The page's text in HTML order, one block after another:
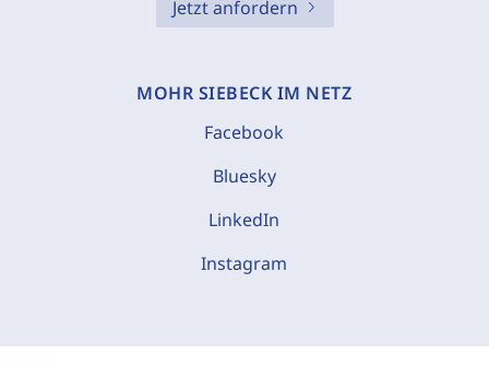
Jetzt anfordern
MOHR SIEBECK IM NETZ
Facebook
Bluesky
LinkedIn
Instagram